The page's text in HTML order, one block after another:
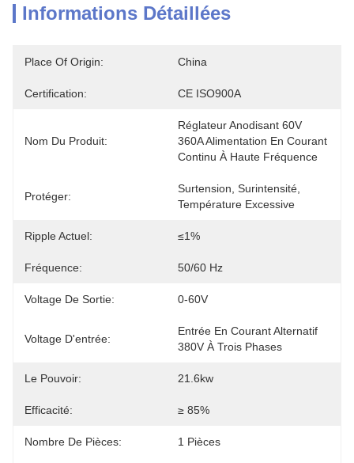
Informations Détaillées
Place Of Origin: China
Certification: CE ISO900A
Nom Du Produit:
Réglateur Anodisant 60V
360A Alimentation En Courant
Continu À Haute Fréquence
Protéger:
Surtension, Surintensité,
Température Excessive
Ripple Actuel: ≤1%
Fréquence: 50/60 Hz
Voltage De Sortie: 0-60V
Voltage D'entrée:
Entrée En Courant Alternatif
380V À Trois Phases
Le Pouvoir: 21.6kw
Efficacité: ≥ 85%
Nombre De Pièces: 1 Pièces